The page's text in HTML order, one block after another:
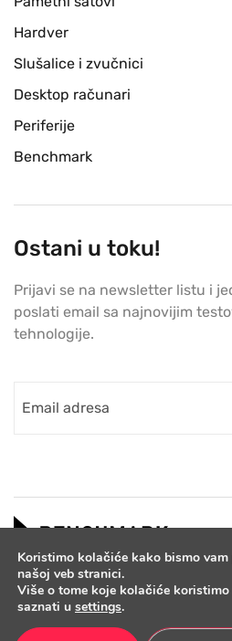
Hardver
Slušalice i zvučnici
Desktop računari
Periferije
Benchmark
Ostani u toku!
Prijavi se na newsletter listu i
poslati email sa najnovijim
tehnologije.
Koristimo kolačiće kako bismo
našoj veb stranici.
Više o tome koje kolačiće
saznati u settings.